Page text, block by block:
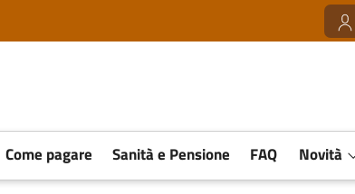
Come pagare Sanità e Pensione FAQ Novità